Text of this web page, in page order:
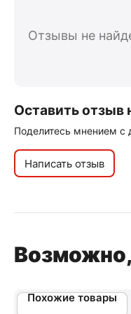
Отзывы не
Оставить отзыв
Поделитесь мнением с
Написать отзыв
Возможно,
Похожие товары